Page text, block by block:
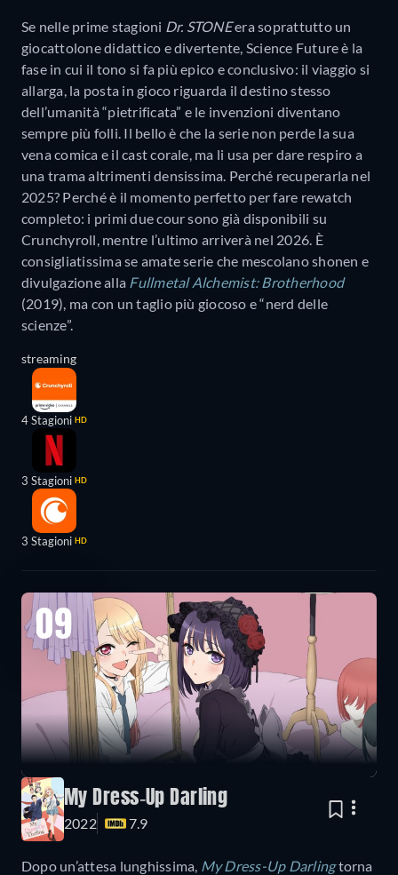
Se nelle prime stagioni Dr. STONEera soprattutto un
giocattolone didattico e divertente, Science Future è la
fase in cui il tono si fa più epico e conclusivo: il viaggio si
allarga, la posta in gioco riguarda il destino stesso
dell’umanità “pietrificata” e le invenzioni diventano
sempre più folli. Il bello è che la serie non perde la sua
vena comica e il cast corale, ma li usa per dare respiro a
una trama altrimenti densissima. Perché recuperarla nel
2025? Perché è il momento perfetto per fare rewatch
completo: i primi due cour sono già disponibili su
Crunchyroll, mentre l’ultimo arriverà nel 2026. È
consigliatissima se amate serie che mescolano shonen e
divulgazione alla Fullmetal Alchemist: Brotherhood
(2019), ma con un taglio più giocoso e “nerd delle
scienze”.
streaming
4 Stagioni HD
3 Stagioni HD
3 Stagioni HD
09
My Dress-Up Darling
2022 7.9
Dopo un’attesa lunghissima, My Dress-Up Darlingtorna